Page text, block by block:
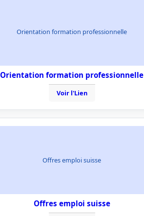
Orientation formation professionnelle
Orientation formation professionnelle
Voir l'Lien
Offres emploi suisse
Offres emploi suisse